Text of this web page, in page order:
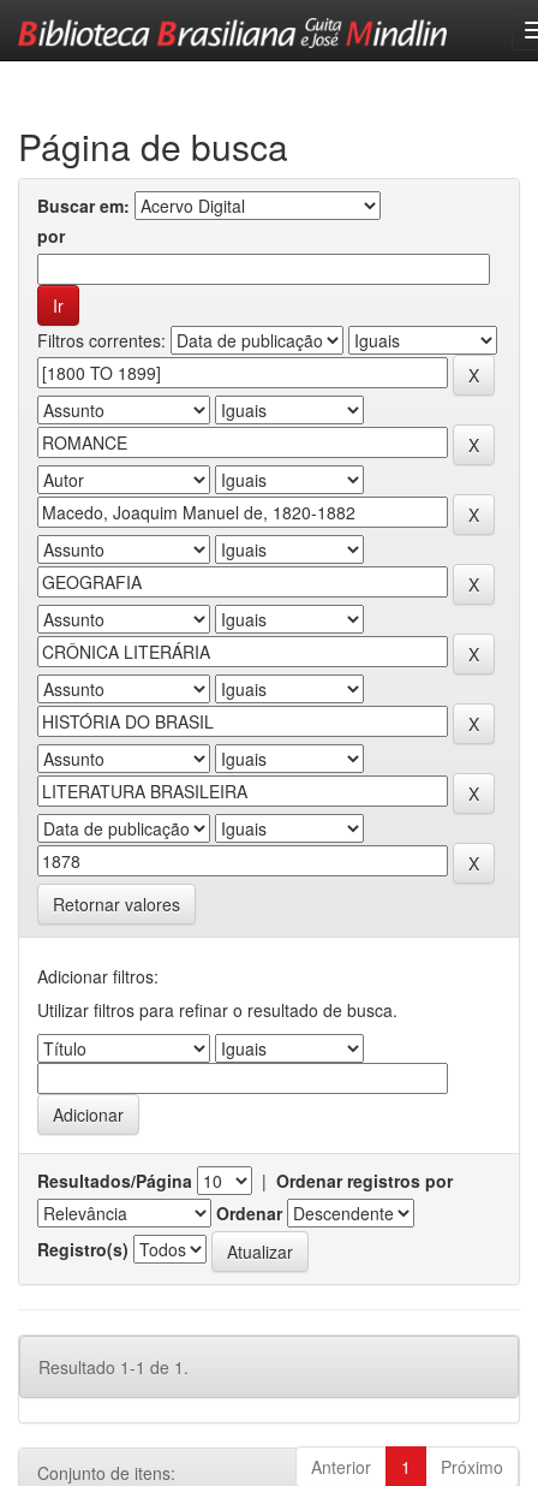
Página de busca
Buscar em:
por
Filtros correntes:
Retornar valores
Adicionar filtros:
Utilizar filtros para refinar o resultado de busca.
Resultados/Página | Ordenar registros por
Ordenar
Registro(s)
Resultado 1-1 de 1.
Anterior 1 Próximo
Conjunto de itens: